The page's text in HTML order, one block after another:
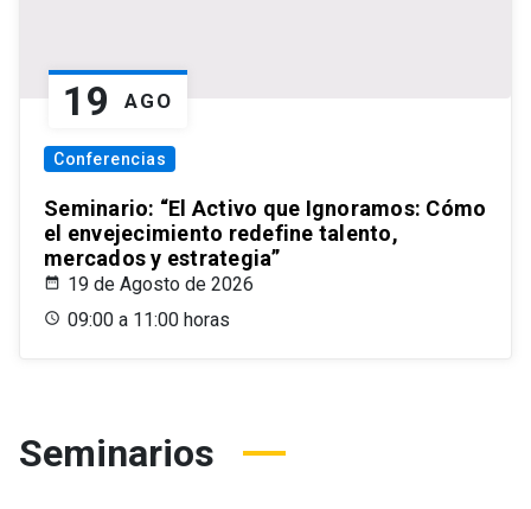
19 AGO
Conferencias
Seminario: “El Activo que Ignoramos: Cómo
el envejecimiento redefine talento,
mercados y estrategia”
19 de Agosto de 2026
09:00 a 11:00 horas
Seminarios